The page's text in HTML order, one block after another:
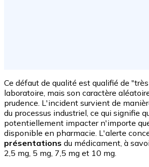
Ce défaut de qualité est qualifié de
laboratoire, mais son caractère
prudence. L'incident survient de
du processus industriel, ce qui signifie
potentiellement impacter n'importe
disponible en pharmacie. L'alerte
présentations du médicament, à
2,5 mg, 5 mg, 7,5 mg et 10 mg.